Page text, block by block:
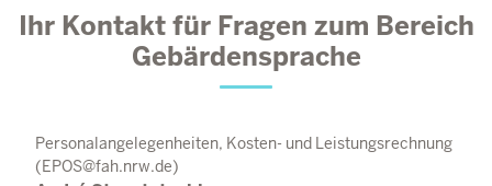
Ihr Kontakt für Fragen zum Bereich
Gebärdensprache
Personalangelegenheiten, Kosten- und Leistungsrechnung
(EPOS@fah.nrw.de)